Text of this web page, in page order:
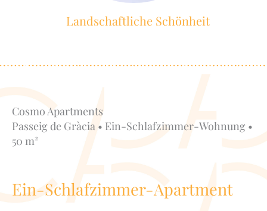
Landschaftliche Schönheit
Cosmo Apartments
Passeig de Gràcia • Ein-Schlafzimmer-Wohnung •
50 m²
Ein-Schlafzimmer-Apartment